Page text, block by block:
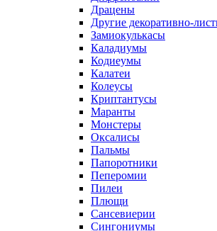
Драцены
Другие декоративно-
Замиокулькасы
Каладиумы
Кодиеумы
Калатеи
Колеусы
Криптантусы
Маранты
Монстеры
Оксалисы
Пальмы
Папоротники
Пеперомии
Пилеи
Плющи
Сансевиерии
Сингониумы